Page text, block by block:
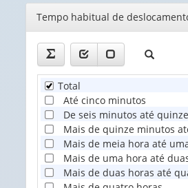
Editor
Tempo habitual de
Total
Até cinco minutos
De seis minutos até
Mais de quinze minutos
Mais de meia hora até
Mais de uma hora até
Mais de duas horas até